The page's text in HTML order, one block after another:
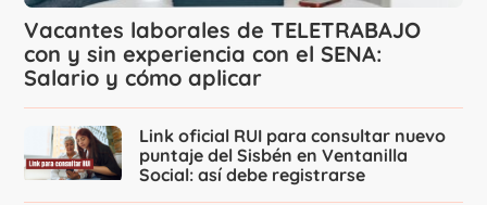
Vacantes laborales de TELETRABAJO
con y sin experiencia con el SENA:
Salario y cómo aplicar
Link oficial RUI para consultar nuevo
puntaje del Sisbén en Ventanilla
Social: así debe registrarse